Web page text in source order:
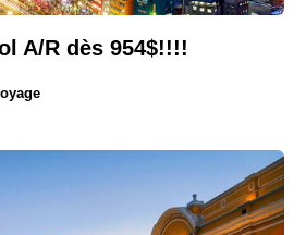
A/R dès 954$!!!!